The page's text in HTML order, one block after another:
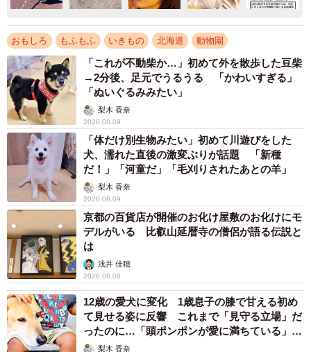
おもしろ もふもふ いきもの 北海道 動物園
「これが不動柴か…」初めて外を散歩した豆柴
→2分後、足元でうるうる 「かわいすぎる」
「ぬいぐるみみたい」
梨木 香奈
2026.08.09
「体だけ別生物みたい」初めて川遊びをした
犬、濡れた直後の激変ぶりが話題 「新種
だ！」「河童だ」「毛刈りされたあとの羊」
梨木 香奈
2026.08.09
京都の百貨店が開催のお化け屋敷のお化けにモ
デルがいる 比叡山延暦寺の僧侶が語る伝説と
は
浅井 佳穂
2026.08.08
12歳の愛犬に変化 1歳息子の膝で甘える初め
て見せる姿に反響 これまで「見守る立場」だ
ったのに…「頭ポンポンが愛に満ちている」
「尊…」
梨木 香奈